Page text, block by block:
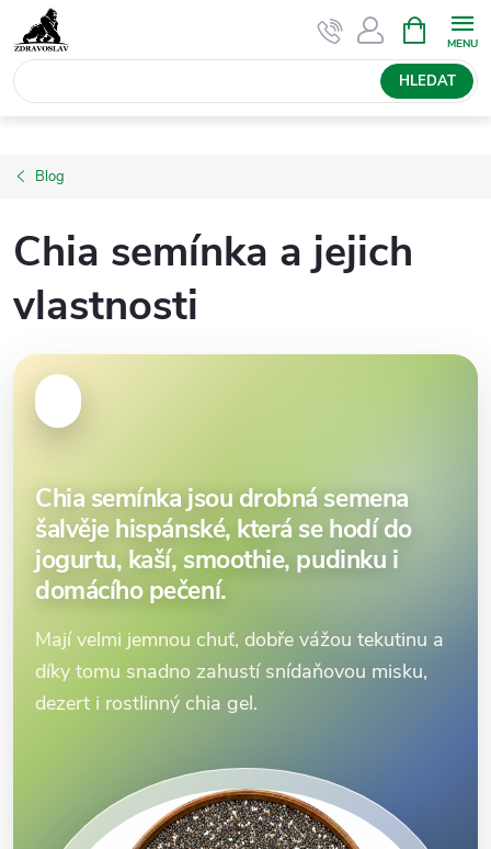
na
obsah
HLEDAT
NÁKUPNÍ
KOŠÍK
Blog
Chia semínka a jejich
vlastnosti
Chia semínka jsou drobná semena
šalvěje hispánské, která se hodí do
jogurtu, kaší, smoothie, pudinku i
domácího pečení.
Mají velmi jemnou chuť, dobře vážou tekutinu a
díky tomu snadno zahustí snídaňovou misku,
dezert i rostlinný chia gel.